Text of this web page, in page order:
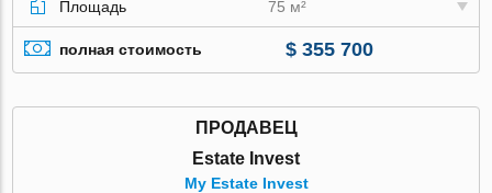
Площадь
75 м²
полная стоимость $ 355 700
ПРОДАВЕЦ
Estate Invest
My Estate Invest